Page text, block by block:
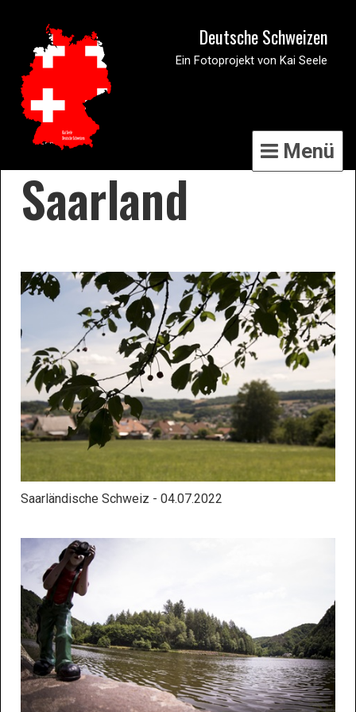
Deutsche Schweizen
Ein Fotoprojekt von Kai Seele
Menü
Saarland
Saarländische Schweiz - 04.07.2022